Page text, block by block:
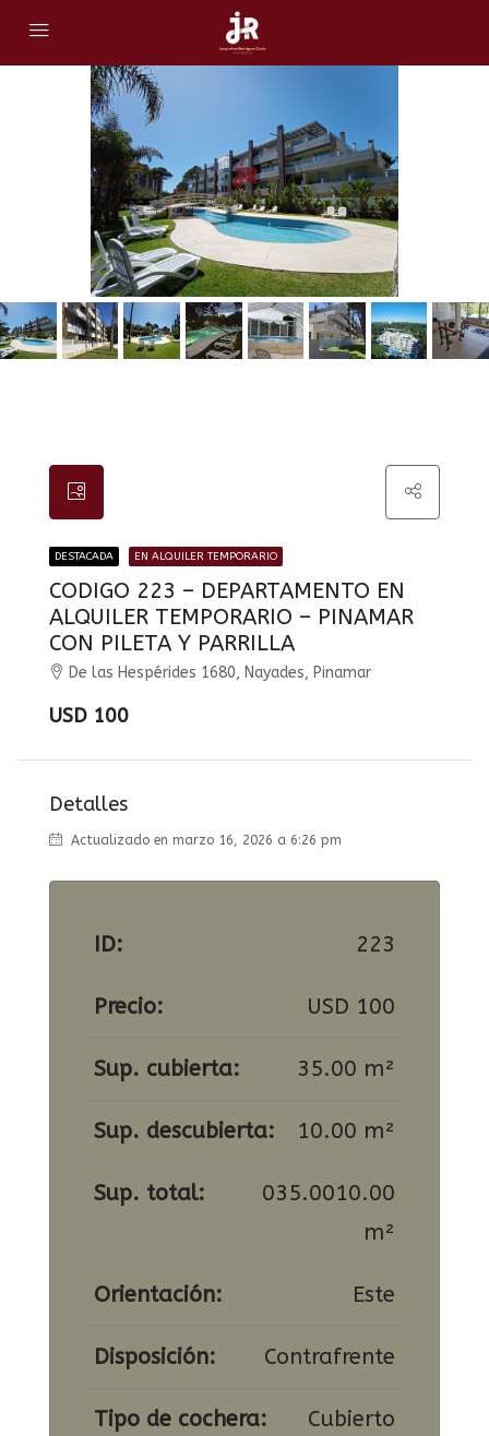
DESTACADA EN ALQUILER TEMPORARIO
CODIGO 223 – DEPARTAMENTO EN
ALQUILER TEMPORARIO – PINAMAR
CON PILETA Y PARRILLA
De las Hespérides 1680, Nayades, Pinamar
USD 100
Detalles
Actualizado en marzo 16, 2026 a 6:26 pm
ID: 223
Precio: USD 100
Sup. cubierta: 35.00 m²
Sup. descubierta: 10.00 m²
Sup. total:
035.0010.00
m²
Orientación: Este
Disposición: Contrafrente
Tipo de cochera: Cubierto